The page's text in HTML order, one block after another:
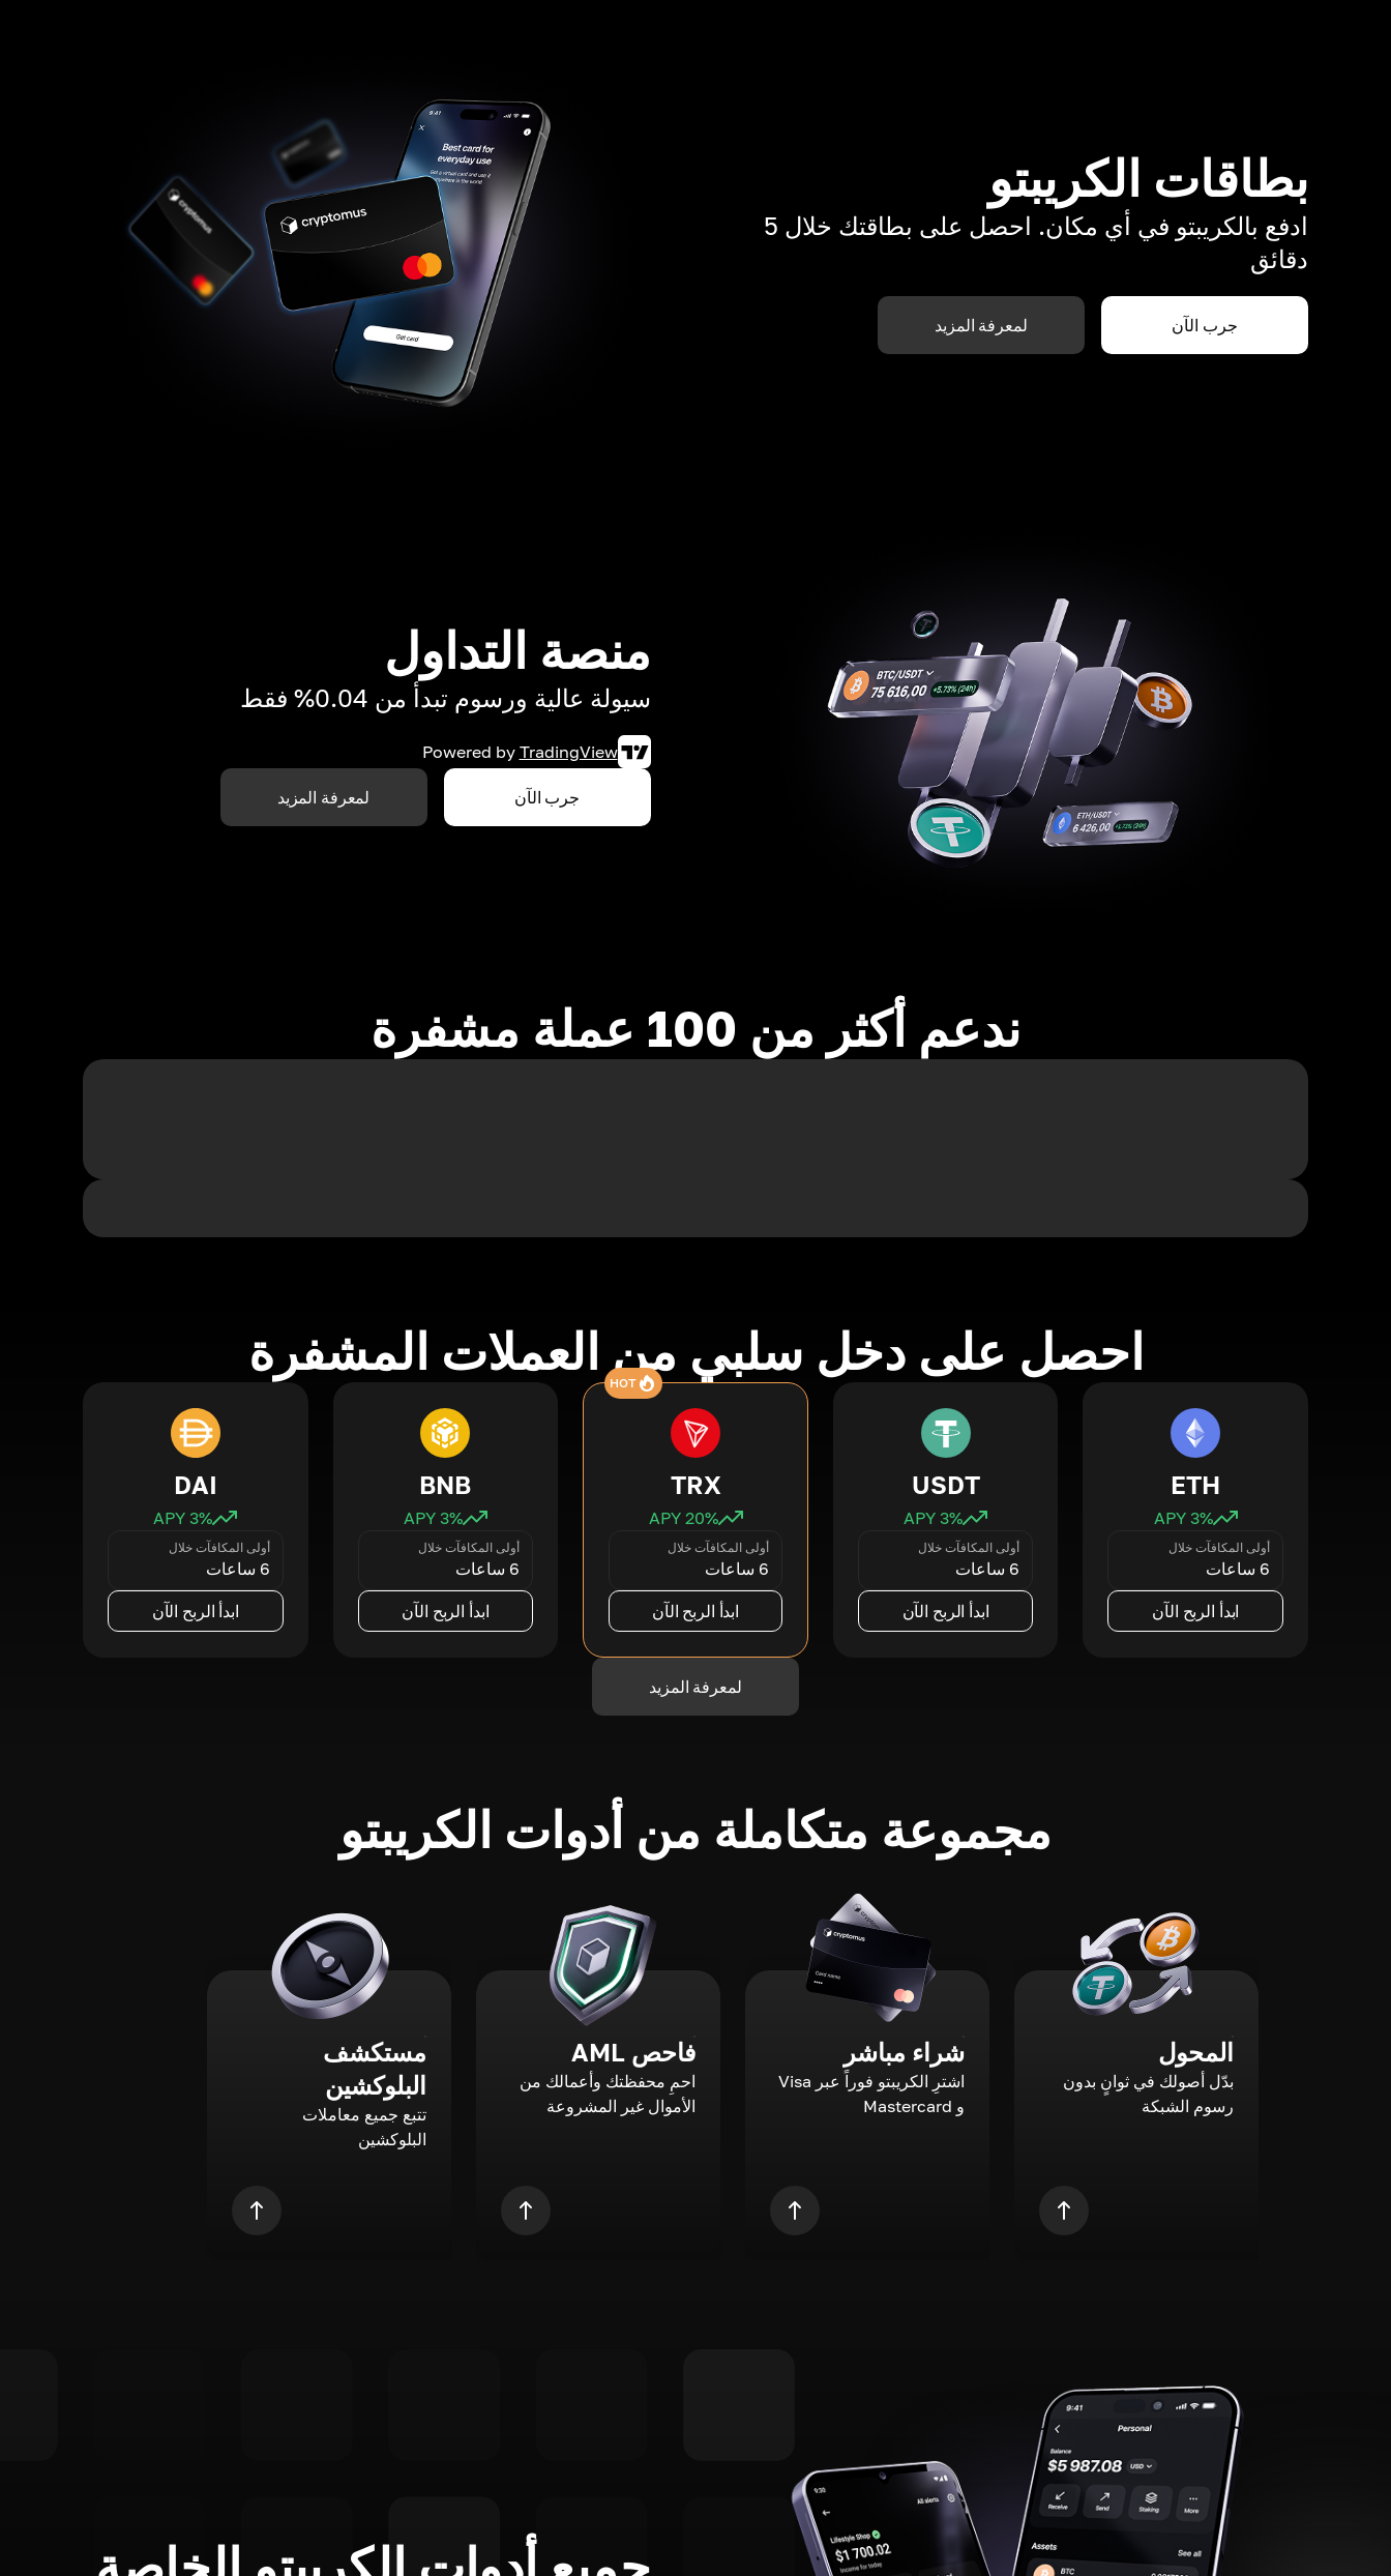
بطاقات الكريبتو
ادفع بالكريبتو في أي مكان. احصل على بطاقتك خلال 5
دقائق
جرب الآن لمعرفة المزيد
منصة التداول
سيولة عالية ورسوم تبدأ من 0.04% فقط
Powered by TradingView
جرب الآن لمعرفة المزيد
ندعم أكثر من 100 عملة مشفرة
احصل على دخل سلبي من العملات المشفرة
ETH
3% APY
أولى المكافآت خلال
6 ساعات
ابدأ الربح الآن
USDT
3% APY
أولى المكافآت خلال
6 ساعات
ابدأ الربح الآن
HOT
TRX
20% APY
أولى المكافآت خلال
6 ساعات
ابدأ الربح الآن
BNB
3% APY
أولى المكافآت خلال
6 ساعات
ابدأ الربح الآن
DAI
3% APY
أولى المكافآت خلال
6 ساعات
ابدأ الربح الآن
لمعرفة المزيد
مجموعة متكاملة من أدوات الكريبتو
المحول
بدّل أصولك في ثوانٍ بدون
رسوم الشبكة
شراء مباشر
اشترِ الكريبتو فوراً عبر Visa
و Mastercard
فاحص AML
احمِ محفظتك وأعمالك من
الأموال غير المشروعة
مستكشف
البلوكشين
تتبع جميع معاملات
البلوكشين